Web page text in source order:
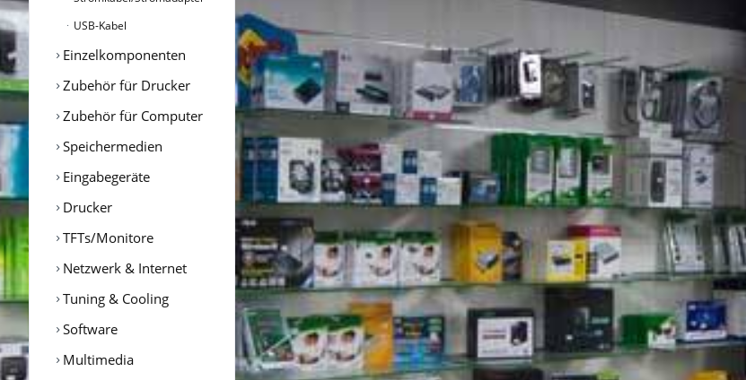
USB-Kabel
Einzelkomponenten
Zubehör für Drucker
Zubehör für Computer
Speichermedien
Eingabegeräte
Drucker
TFTs/Monitore
Netzwerk & Internet
Tuning & Cooling
Software
Multimedia